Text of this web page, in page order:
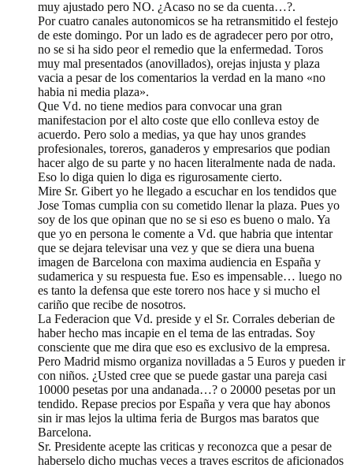
muy ajustado pero NO. ¿Acaso no se da cuenta…?.
Por cuatro canales autonomicos se ha retransmitido el festejo
de este domingo. Por un lado es de agradecer pero por otro,
no se si ha sido peor el remedio que la enfermedad. Toros
muy mal presentados (anovillados), orejas injusta y plaza
vacia a pesar de los comentarios la verdad en la mano «no
habia ni media plaza».
Que Vd. no tiene medios para convocar una gran
manifestacion por el alto coste que ello conlleva estoy de
acuerdo. Pero solo a medias, ya que hay unos grandes
profesionales, toreros, ganaderos y empresarios que podian
hacer algo de su parte y no hacen literalmente nada de nada.
Eso lo diga quien lo diga es rigurosamente cierto.
Mire Sr. Gibert yo he llegado a escuchar en los tendidos que
Jose Tomas cumplia con su cometido llenar la plaza. Pues yo
soy de los que opinan que no se si eso es bueno o malo. Ya
que yo en persona le comente a Vd. que habria que intentar
que se dejara televisar una vez y que se diera una buena
imagen de Barcelona con maxima audiencia en España y
sudamerica y su respuesta fue. Eso es impensable… luego no
es tanto la defensa que este torero nos hace y si mucho el
cariño que recibe de nosotros.
La Federacion que Vd. preside y el Sr. Corrales deberian de
haber hecho mas incapie en el tema de las entradas. Soy
consciente que me dira que eso es exclusivo de la empresa.
Pero Madrid mismo organiza novilladas a 5 Euros y pueden ir
con niños. ¿Usted cree que se puede gastar una pareja casi
10000 pesetas por una andanada…? o 20000 pesetas por un
tendido. Repase precios por España y vera que hay abonos
sin ir mas lejos la ultima feria de Burgos mas baratos que
Barcelona.
Sr. Presidente acepte las criticas y reconozca que a pesar de
haberselo dicho muchas veces a traves escritos de aficionados